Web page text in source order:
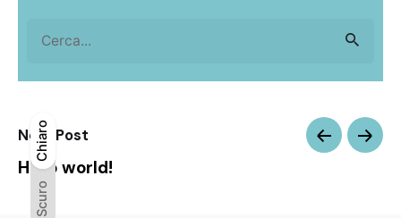
Scuro
Chiaro
Scuro
Chiaro
Next Post
Hello world!